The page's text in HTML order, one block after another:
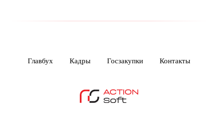
Главбух Кадры Госзакупки Контакты